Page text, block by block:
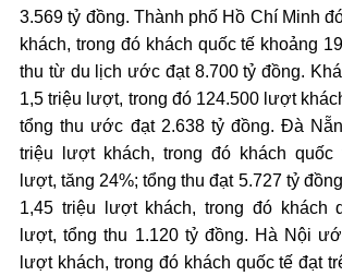
3.569 tỷ đồng. Thành phố Hồ Chí Minh
khách, trong đó khách quốc tế khoảng
thu từ du lịch ước đạt 8.700 tỷ đồng.
1,5 triệu lượt, trong đó 124.500 lượt
tổng thu ước đạt 2.638 tỷ đồng. Đà
triệu lượt khách, trong đó khách quốc
lượt, tăng 24%; tổng thu đạt 5.727 tỷ
1,45 triệu lượt khách, trong đó khách
lượt, tổng thu 1.120 tỷ đồng. Hà Nội
lượt khách, trong đó khách quốc tế đạt